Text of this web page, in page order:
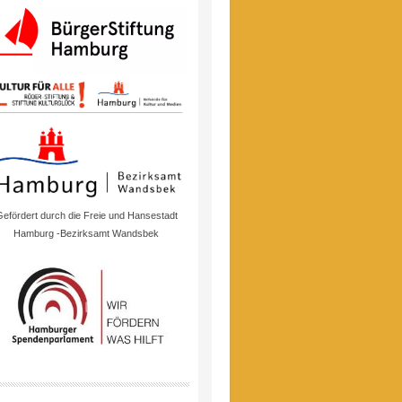
durch die Freie und Hansestadt
Hamburg -Bezirksamt Wandsbek